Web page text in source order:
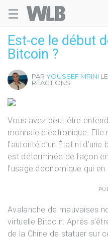
☰
Est-ce le début
Bitcoin ?
PAR YOUSSEF MRINI
RÉACTIONS
Vous avez peut être
monnaie électronique. Elle
l’autorité d’un État ni
est déterminée de façon
l’usage économique qui
Avalanche de mauvaises
virtuelle Bitcoin: Après
de la Chine de statuer sur